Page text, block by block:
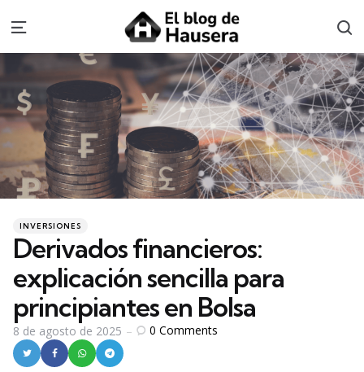
Menu
Categories
Posted
INVERSIONES
Derivados financieros:
explicación sencilla para
principiantes en Bolsa
8 de agosto de 2025 0 Comments